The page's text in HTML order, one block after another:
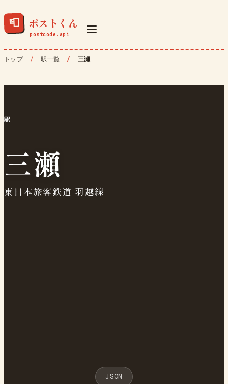
📮 ポストくん
トップ 駅一覧 三瀬
駅
三瀬
東日本旅客鉄道 羽越線
JSON